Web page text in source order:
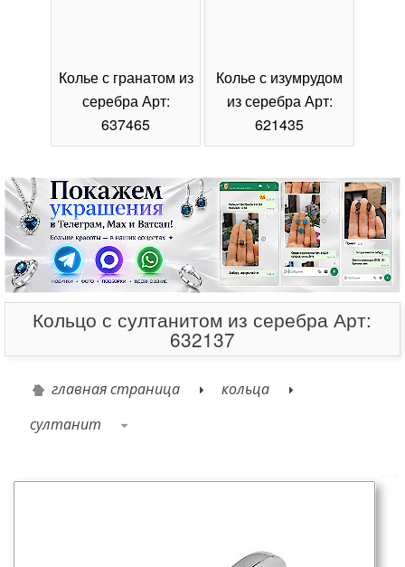
Колье с гранатом из
серебра Арт:
637465
Колье с изумрудом
из серебра Арт:
621435
Кольцо с султанитом из серебра Арт:
632137
главная страница
кольца
султанит